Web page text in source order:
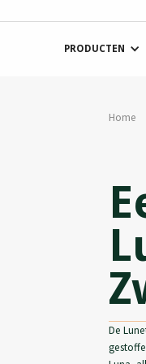
PRODUCTEN
Home
De